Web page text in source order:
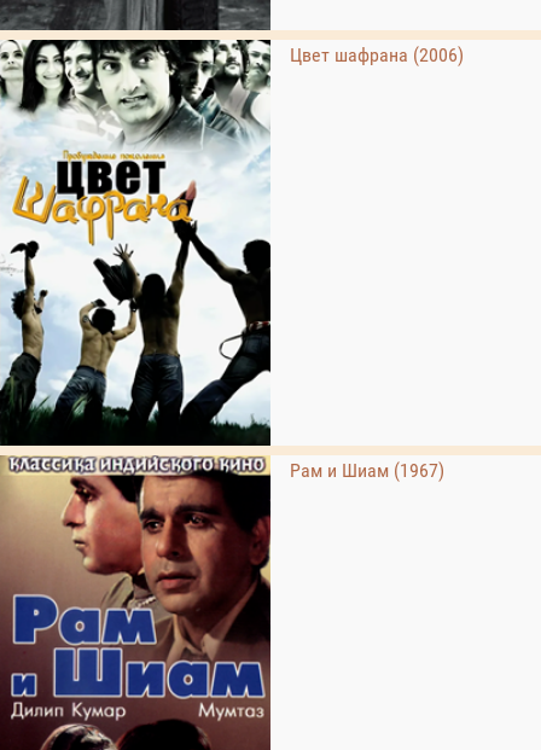
Цвет шафрана (2006)
Рам и Шиам (1967)